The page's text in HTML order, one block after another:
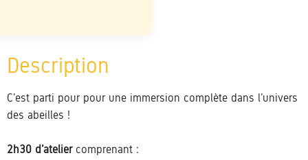
C’est parti pour pour une immersion complète dans l’univers
des abeilles !
2h30 d’ateliercomprenant :